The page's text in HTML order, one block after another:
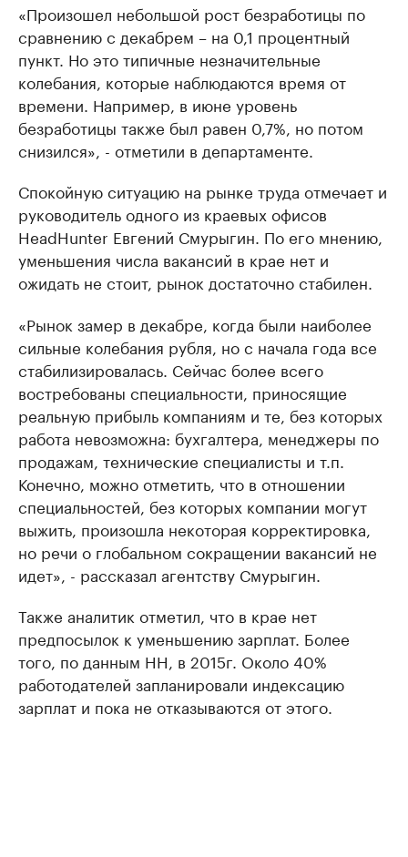
«Произошел небольшой рост безработицы по
сравнению с декабрем – на 0,1 процентный
пункт. Но это типичные незначительные
колебания, которые наблюдаются время от
времени. Например, в июне уровень
безработицы также был равен 0,7%, но потом
снизился», - отметили в департаменте.
Спокойную ситуацию на рынке труда отмечает и
руководитель одного из краевых офисов
HeadHunter Евгений Смурыгин. По его мнению,
уменьшения числа вакансий в крае нет и
ожидать не стоит, рынок достаточно стабилен.
«Рынок замер в декабре, когда были наиболее
сильные колебания рубля, но с начала года все
стабилизировалась. Сейчас более всего
востребованы специальности, приносящие
реальную прибыль компаниям и те, без которых
работа невозможна: бухгалтера, менеджеры по
продажам, технические специалисты и т.п.
Конечно, можно отметить, что в отношении
специальностей, без которых компании могут
выжить, произошла некоторая корректировка,
но речи о глобальном сокращении вакансий не
идет», - рассказал агентству Смурыгин.
Также аналитик отметил, что в крае нет
предпосылок к уменьшению зарплат. Более
того, по данным HH, в 2015г. Около 40%
работодателей запланировали индексацию
зарплат и пока не отказываются от этого.